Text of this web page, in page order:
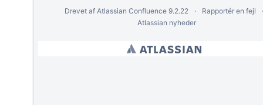
Drevet af Atlassian Confluence 9.2.22
Rapportér en fejl
Atlassian nyheder